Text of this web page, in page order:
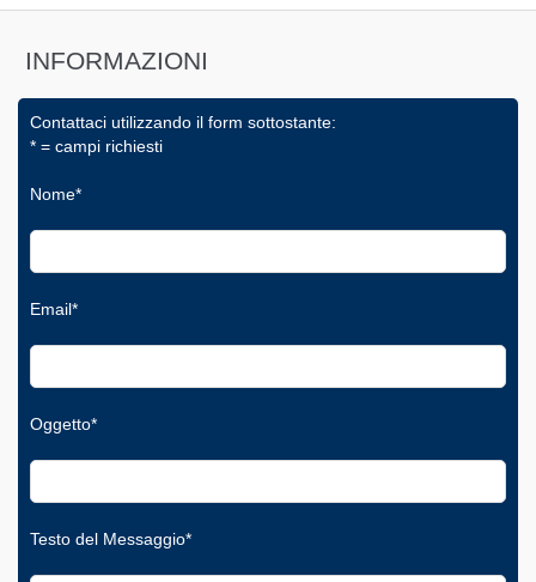
INFORMAZIONI
Contattaci utilizzando il form sottostante:
* = campi richiesti
Nome*
Email*
Oggetto*
Testo del Messaggio*